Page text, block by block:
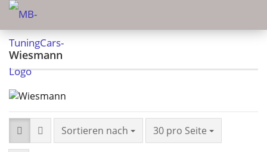
Wiesmann
Sortieren nach 30 pro Seite